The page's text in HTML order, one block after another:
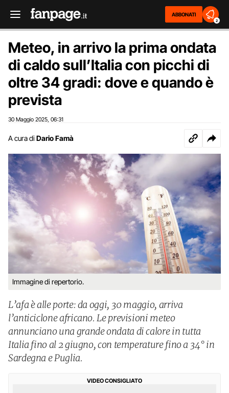
ABBONATI
2
Meteo, in arrivo la prima ondata
di caldo sull’Italia con picchi di
oltre 34 gradi: dove e quando è
prevista
30 Maggio 2025 06:31
A cura di Dario Famà
Immagine di repertorio.
L’afa è alle porte: da oggi, 30 maggio, arriva
l’anticiclone africano. Le previsioni meteo
annunciano una grande ondata di calore in tutta
Italia fino al 2 giugno, con temperature fino a 34° in
Sardegna e Puglia.
VIDEO CONSIGLIATO